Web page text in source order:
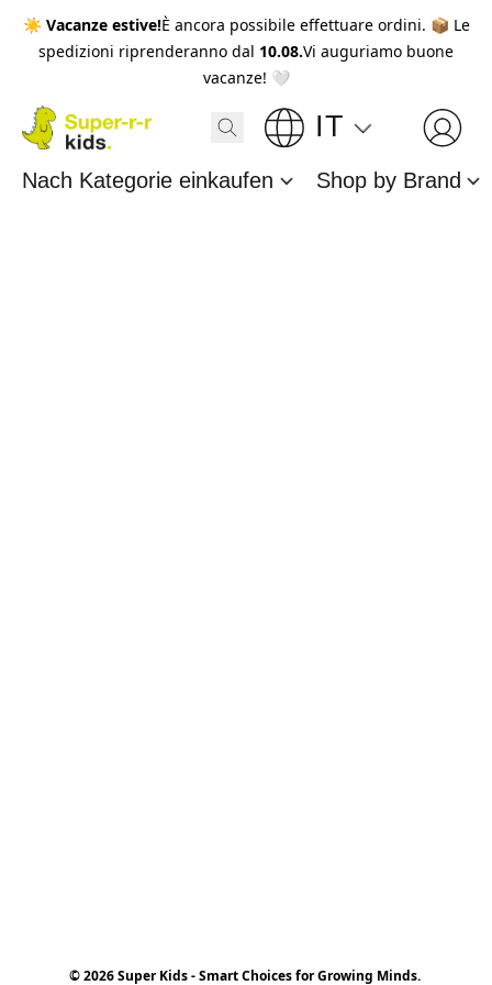
☀️ Vacanze estive!È ancora possibile effettuare ordini. 📦 Le
spedizioni riprenderanno dal 10.08.Vi auguriamo buone
vacanze! 🤍
IT
Nach Kategorie einkaufen Shop by Brand
© 2026 Super Kids - Smart Choices for Growing Minds.